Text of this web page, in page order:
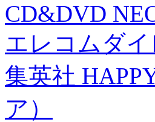
CD&DVD
エレコムダ
集英社
ア）